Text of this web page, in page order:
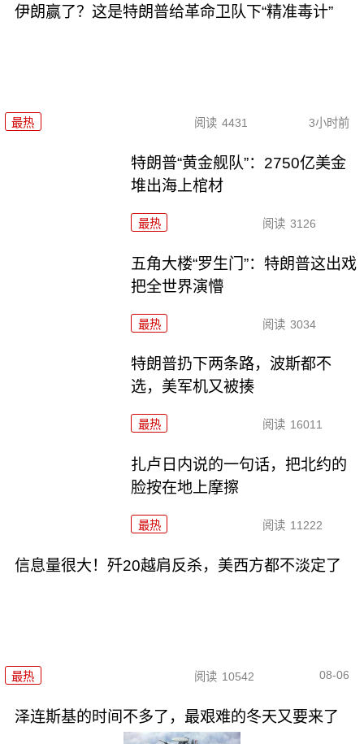
伊朗赢了？这是特朗普给革命卫队下“精准毒计”
最热 阅读 4431 3小时前
特朗普“黄金舰队”：2750亿美金
堆出海上棺材
最热 阅读 3126
五角大楼“罗生门”：特朗普这出戏
把全世界演懵
最热 阅读 3034
特朗普扔下两条路，波斯都不
选，美军机又被揍
最热 阅读 16011
扎卢日内说的一句话，把北约的
脸按在地上摩擦
最热 阅读 11222
信息量很大！歼20越肩反杀，美西方都不淡定了
最热 阅读 10542 08-06
泽连斯基的时间不多了，最艰难的冬天又要来了